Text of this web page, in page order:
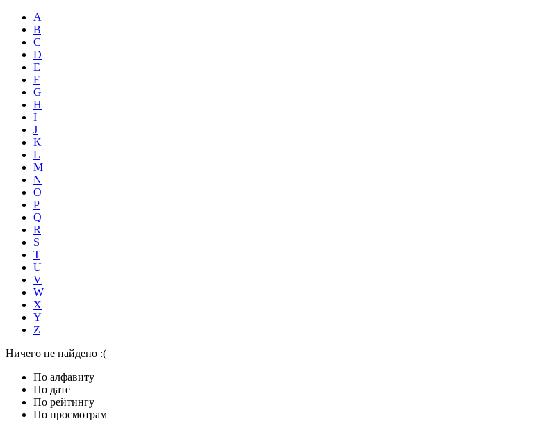
A
B
C
D
E
F
G
H
I
J
K
L
M
N
O
P
Q
R
S
T
U
V
W
X
Y
Z
Ничего не найдено :(
По алфавиту
По дате
По рейтингу
По просмотрам